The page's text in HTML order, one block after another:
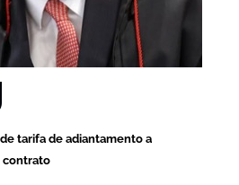
tarifa de adiantamento a
contrato